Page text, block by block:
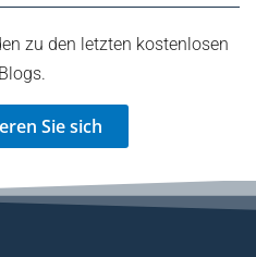
zu den letzten kostenlosen
Sie sich